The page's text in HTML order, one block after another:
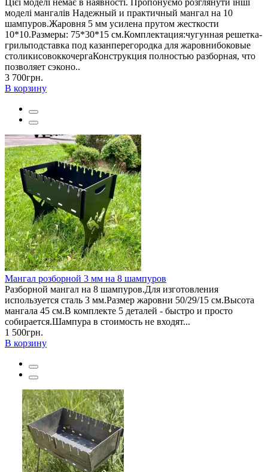
моделі мангалів Надежный и практичный мангал на 10
шампуров.Жаровня 5 мм усилена прутом жесткости
10*10.Размеры: 75*30*15 см.Комплектация:чугунная решетка-
грильподставка под казанперегородка для жаровнибоковые
столикисовоккочергаКонструкция полностью разборная, что
позволяет сэконо..
3 700грн.
В корзину
Мангал розборной 3 мм на 8 шампуров
Разборной мангал на 8 шампуров.Для изготовления
используется сталь 3 мм.Размер жаровни 50/29/15 см.Высота
мангала 45 см.В комплекте 5 деталей - быстро и просто
собирается.Шампура в стоимость не входят...
1 500грн.
В корзину